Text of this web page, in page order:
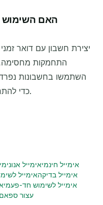
האם השימוש
יצירת חשבון עם דואר
התחמקות מחסימה,
השתמשו בחשבונות
כדי להתחמק מחסימה או לרמות את האתר.
אימייל אנונימיאימייל חינמי
אימיילאימייל בדיקה
אימייל לשימוש חד-פעמי
עצור